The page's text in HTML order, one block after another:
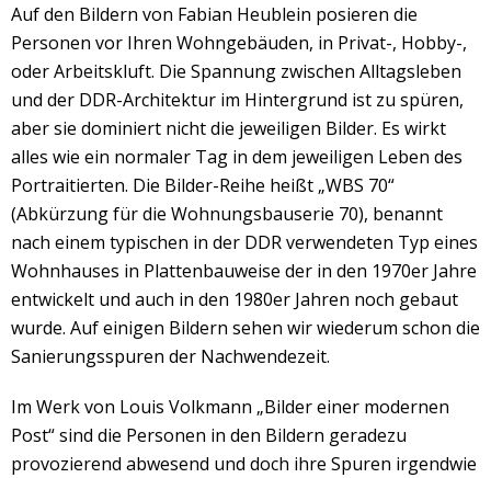
Auf den Bildern von Fabian Heublein posieren die
Personen vor Ihren Wohngebäuden, in Privat-, Hobby-,
oder Arbeitskluft. Die Spannung zwischen Alltagsleben
und der DDR-Architektur im Hintergrund ist zu spüren,
aber sie dominiert nicht die jeweiligen Bilder. Es wirkt
alles wie ein normaler Tag in dem jeweiligen Leben des
Portraitierten. Die Bilder-Reihe heißt „WBS 70“
(Abkürzung für die Wohnungsbauserie 70), benannt
nach einem typischen in der DDR verwendeten Typ eines
Wohnhauses in Plattenbauweise der in den 1970er Jahre
entwickelt und auch in den 1980er Jahren noch gebaut
wurde. Auf einigen Bildern sehen wir wiederum schon die
Sanierungsspuren der Nachwendezeit.
Im Werk von Louis Volkmann „Bilder einer modernen
Post“ sind die Personen in den Bildern geradezu
provozierend abwesend und doch ihre Spuren irgendwie